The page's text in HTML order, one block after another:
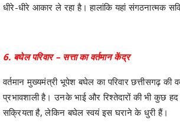
धीरे-धीरे आकार ले रहा है। हालांकि यहां संगठनात्मक
6. बघेल परिवार – सत्ता का वर्तमान केंद्र
वर्तमान मुख्यमंत्री भूपेश बघेल का परिवार छत्तीसगढ़ की
प्रभावशाली है। उनके भाई और रिश्तेदारों की भी कुछ
सक्रियता है, लेकिन बघेल स्वयं इस घराने के धुरी हैं।